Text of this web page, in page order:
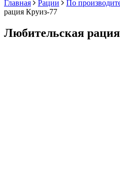
Главная
Рации По
рация Круиз-77
Любительская